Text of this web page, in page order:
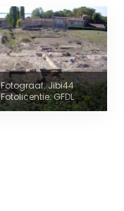
Fotograaf: Jibi44
Fotolicentie: GFDL